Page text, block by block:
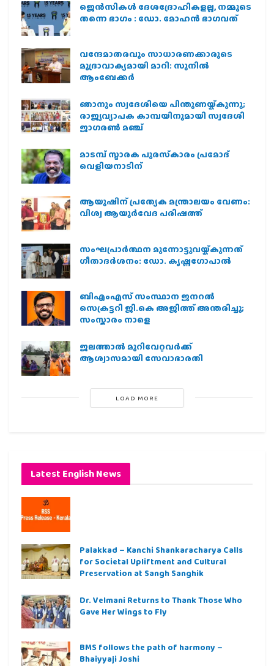
ജെന്‍സികള്‍ ദേശദ്രോഹികളല്ല, നമ്മുടെ
തന്നെ ഭാഗം : ഡോ. മോഹന്‍ ഭാഗവത്
വന്ദേമാതരവും സാധാരണക്കാരുടെ
മുദ്രാവാക്യമായി മാറി: സുനിൽ
ആംബേക്കർ
ഞാനും സ്വദേശിയെ പിന്തുണയ്ക്കുന്നു;
രാജ്യവ്യാപക കാമ്പയിനുമായി സ്വദേശി
ജാഗരണ്‍ മഞ്ച്
മാടമ്പ് സ്മാരക പുരസ്‌കാരം പ്രമോദ്
വെളിയനാടിന്
ആയുഷിന് പ്രത്യേക മന്ത്രാലയം വേണം:
വിശ്വ ആയുര്‍വേദ പരിഷത്ത്
സംഘപ്രാര്‍ത്ഥന മുന്നോട്ടുവയ്ക്കുന്നത്
ഗീതാദര്‍ശനം: ഡോ. കൃഷ്ണഗോപാല്‍
ബിഎംഎസ് സംസ്ഥാന ജനറൽ
സെക്രട്ടറി ജി.കെ അജിത്ത് അന്തരിച്ചു;
സംസ്കാരം നാളെ
ജലത്താല്‍ മുറിവേറ്റവര്‍ക്ക്
ആശ്വാസമായി സേവാഭാരതി
LOAD MORE
Latest English News
Palakkad – Kanchi Shankaracharya Calls
for Societal Upliftment and Cultural
Preservation at Sangh Sanghik
Dr. Velmani Returns to Thank Those Who
Gave Her Wings to Fly
BMS follows the path of harmony –
Bhaiyyaji Joshi